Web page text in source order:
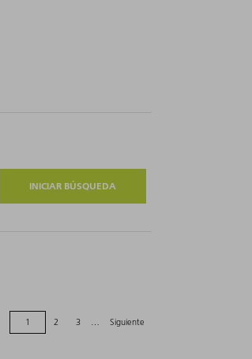
1 2 3 … Siguiente